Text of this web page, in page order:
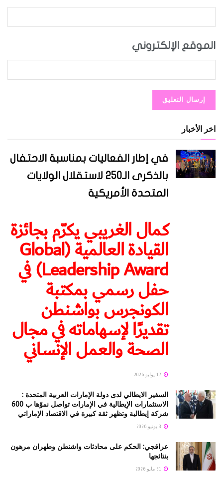
الموقع الإلكتروني
اخر الأخبار
في إطار الفعاليات بمناسبة الاحتفال
بالذكرى الـ250 لاستقلال الولايات
المتحدة الأمريكية
كمال الغريبي يكرّم بجائزة
القيادة العالمية (Global
Leadership Award) في
حفل رسمي بمكتبة
الكونجرس بواشنطن
تقديرًا لإسهاماته في مجال
الصحة والعمل الإنساني
السفير الايطالي لدى دولة الإمارات العربية المتحدة :
الاستثمارات الإيطالية في الإمارات تواصل نموّها ب 600
شركة إيطالية وتظهر ثقة كبيرة في الاقتصاد الإماراتي
عراقجي: الحكم على محادثات واشنطن وطهران مرهون
بنتائجها